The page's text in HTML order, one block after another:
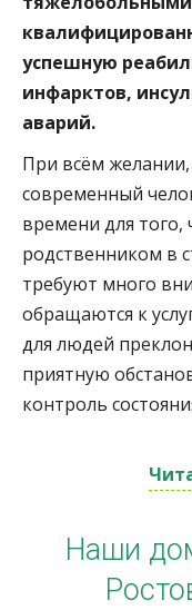
успешную
инфарктов,
аварий.
При всём
современный
времени для того,
родственником в
требуют много
обращаются к
для людей
приятную
контроль
Наши